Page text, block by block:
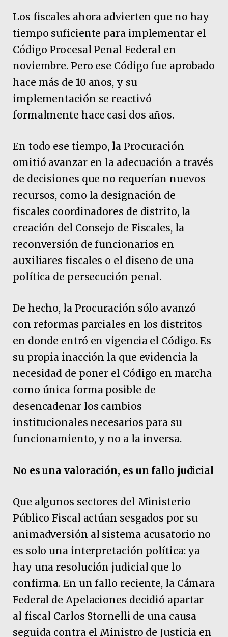
Los fiscales ahora advierten que no hay
tiempo suficiente para implementar el
Código Procesal Penal Federal en
noviembre. Pero ese Código fue aprobado
hace más de 10 años, y su
implementación se reactivó
formalmente hace casi dos años.
En todo ese tiempo, la Procuración
omitió avanzar en la adecuación a través
de decisiones que no requerían nuevos
recursos, como la designación de
fiscales coordinadores de distrito, la
creación del Consejo de Fiscales, la
reconversión de funcionarios en
auxiliares fiscales o el diseño de una
política de persecución penal.
De hecho, la Procuración sólo avanzó
con reformas parciales en los distritos
en donde entró en vigencia el Código. Es
su propia inacción la que evidencia la
necesidad de poner el Código en marcha
como única forma posible de
desencadenar los cambios
institucionales necesarios para su
funcionamiento, y no a la inversa.
No es una valoración, es un fallo judicial
Que algunos sectores del Ministerio
Público Fiscal actúan sesgados por su
animadversión al sistema acusatorio no
es solo una interpretación política: ya
hay una resolución judicial que lo
confirma. En un fallo reciente, la Cámara
Federal de Apelaciones decidió apartar
al fiscal Carlos Stornelli de una causa
seguida contra el Ministro de Justicia en